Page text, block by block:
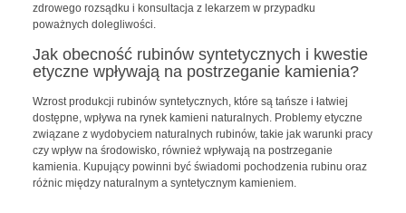
zdrowego rozsądku i konsultacja z lekarzem w przypadku
poważnych dolegliwości.
Jak obecność rubinów syntetycznych i kwestie
etyczne wpływają na postrzeganie kamienia?
Wzrost produkcji rubinów syntetycznych, które są tańsze i łatwiej
dostępne, wpływa na rynek kamieni naturalnych. Problemy etyczne
związane z wydobyciem naturalnych rubinów, takie jak warunki pracy
czy wpływ na środowisko, również wpływają na postrzeganie
kamienia. Kupujący powinni być świadomi pochodzenia rubinu oraz
różnic między naturalnym a syntetycznym kamieniem.